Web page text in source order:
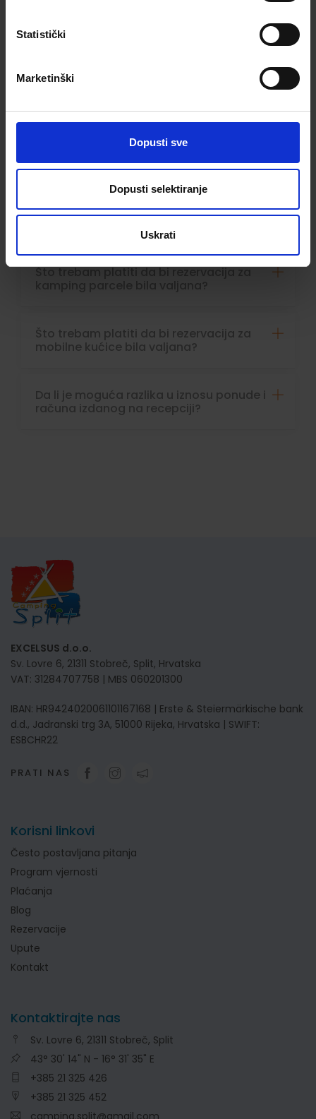
Statistički
Marketinški
Dopusti sve
Dopusti selektiranje
Uskrati
Često postavljena pitanja o
"plaćanje"
Koje načine plaćanja prihvaćamo?
Jeli depozit obavezan za rezervaciju?
Hoće li uplaćeni depozit biti umanjen s
Što trebam platiti da bi rezervacija za
Što trebam platiti da bi rezervacija za
mobilne kućice bila valjana?
Da li je moguća razlika u iznosu ponude i
računa izdanog na recepciji?
EXCELSUS d.o.o.
Sv. Lovre 6, 21311 Stobreč, Split, Hrvatska
VAT: 31284707758 | MBS 060201300
IBAN: HR9424020061101167168 | Erste & Steiermärkische bank
d.d., Jadranski trg 3A, 51000 Rijeka, Hrvatska | SWIFT:
ESBCHR22
PRATI NAS
Korisni linkovi
Često postavljana pitanja
Program vjernosti
Plaćanja
Blog
Rezervacije
Upute
Kontakt
Kontaktirajte nas
Sv. Lovre 6, 21311 Stobreč, Split
43° 30' 14" N - 16° 31' 35" E
+385 21 325 426
+385 21 325 452
camping.split@gmail.com